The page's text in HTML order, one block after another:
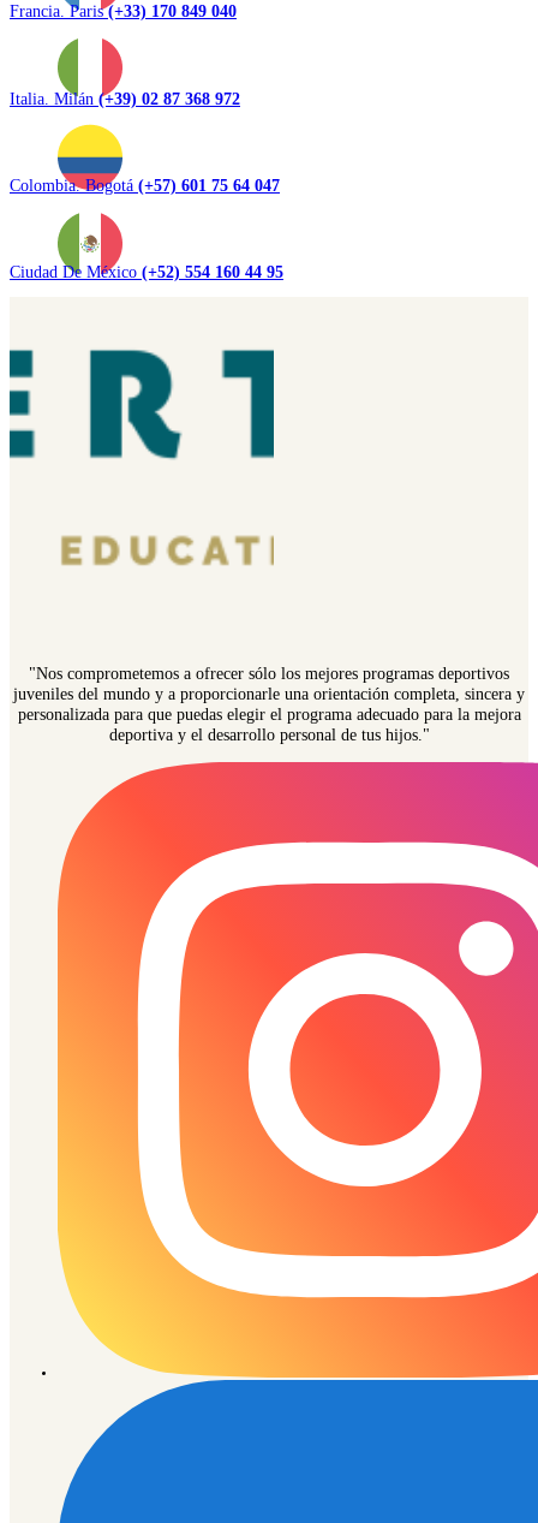
Francia. Paris(+33) 170 849 040
Italia. Milán (+39) 02 87 368 972
Colombia. Bogotá (+57) 601 75 64 047
Ciudad De México (+52) 554 160 44 95
"Nos comprometemos a ofrecer sólo los mejores programas deportivos
juveniles del mundo y a proporcionarle una orientación completa, sincera y
personalizada para que puedas elegir el programa adecuado para la mejora
deportiva y el desarrollo personal de tus hijos."